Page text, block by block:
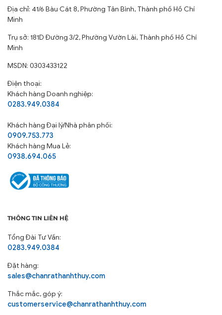
Địa chỉ: 41/6 Bàu Cát 8, Phường Tân Bình, Thành phố Hồ Chí
Minh
Trụ sở: 181D Đường 3/2, Phường Vườn Lài, Thành phố Hồ Chí
Minh
MSDN: 0303433122
Điện thoại:
Khách hàng Doanh nghiệp:
0283.949.0384
Khách hàngĐại lý/Nhà phân phối:
0909.753.773
Khách hàng Mua Lẻ:
0938.694.065
THÔNG TIN LIÊN HỆ
Tổng Đài Tư Vấn:
0283.949.0384
Đặt hàng:
sales@chanrathanhthuy.com
Thắc mắc, góp ý:
customerservice@chanrathanhthuy.com